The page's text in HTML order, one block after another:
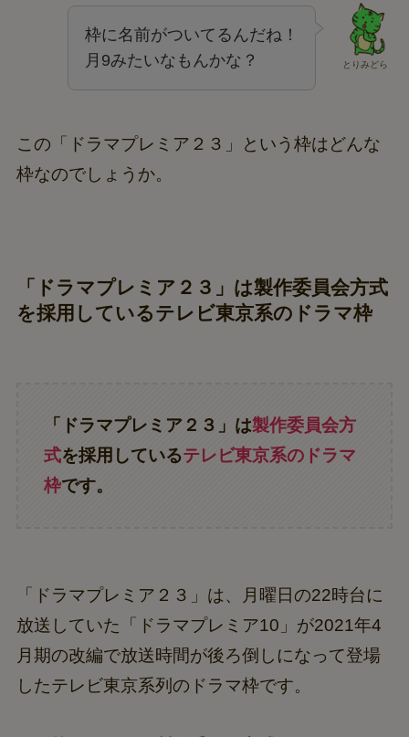
とりみどら
枠に名前がついてるんだね！
月9みたいなもんかな？
この「ドラマプレミア２３」という枠はどんな
枠なのでしょうか。
「ドラマプレミア２３」は製作委員会方式
を採用しているテレビ東京系のドラマ枠
「ドラマプレミア２３」は製作委員会方
式を採用しているテレビ東京系のドラマ
枠です。
「ドラマプレミア２３」は、月曜日の22時台に
放送していた「ドラマプレミア10」が2021年4
月期の改編で放送時間が後ろ倒しになって登場
したテレビ東京系列のドラマ枠です。